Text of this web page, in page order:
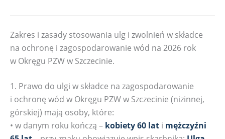
Zakres i zasady stosowania ulg i zwolnień w składce
na ochronę i zagospodarowanie wód na 2026 rok
w Okręgu PZW w Szczecinie.
1. Prawo do ulgi w składce na zagospodarowanie
i ochronę wód w Okręgu PZW w Szczecinie (nizinnej,
górskiej) mają osoby, które:
• w danym roku kończą – kobiety 60 lat i mężczyźni